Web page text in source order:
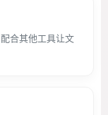
合其他工具让文